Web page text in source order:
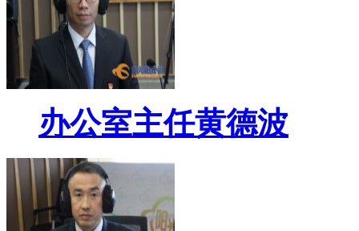
办公室主任黄德波